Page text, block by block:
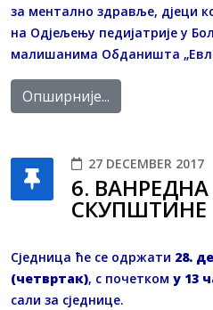
за ментално здравље, дјеци
на Одјељењу педијатрије у
малишанима Обданишта
Опширније...
27 DECEMBER 2017
6.
СКУПШТИНЕ
Сједница ће се одржати 28.
(четвртак), с почетком у 13
сали за сједнице.